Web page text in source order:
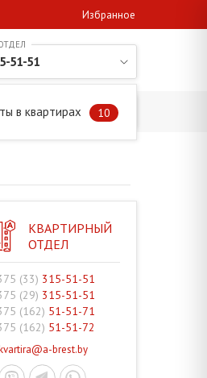
Избранное
в квартирах 10
51-51
КВАРТИРНЫЙ
ОТДЕЛ
(33) 315-51-51
(29) 315-51-51
(162) 51-51-71
(162) 51-51-72
brest.by